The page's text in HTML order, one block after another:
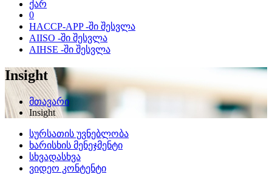
ქარ
0
HACCP-APP -ში შესვლა
AIISO -ში შესვლა
AIHSE -ში შესვლა
Insight
მთავარი
Insight
სურსათის უვნებლობა
ხარისხის მენეჯმენტი
სხვადასხვა
ვიდეო კონტენტი